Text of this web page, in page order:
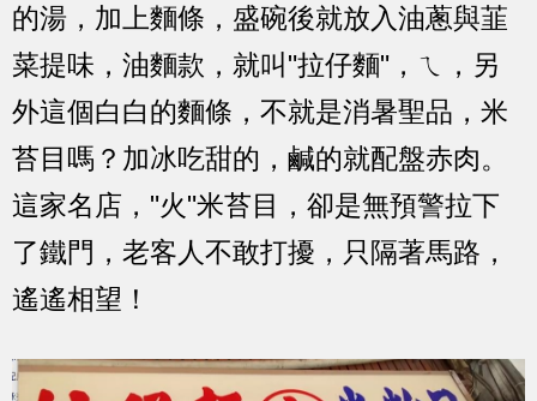
的湯，加上麵條，盛碗後就放入油蔥與韮
菜提味，油麵款，就叫"拉仔麵"，ㄟ，另
外這個白白的麵條，不就是消暑聖品，米
苔目嗎？加冰吃甜的，鹹的就配盤赤肉。
這家名店，"火"米苔目，卻是無預警拉下
了鐵門，老客人不敢打擾，只隔著馬路，
遙遙相望！